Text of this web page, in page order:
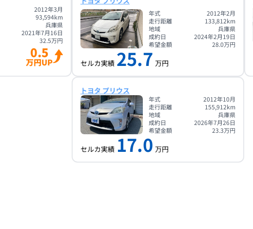
2012年3月
93,594km
兵庫県
2021年7月16日
32.5万円
0.5
万円UP
年式
2012年2月
走行距離
133,812km
地域
兵庫県
成約日
2024年2月19日
希望金額
28.0万円
セルカ実績 25.7 万円
トヨタ プリウス
年式
2012年10月
走行距離
155,912km
地域
兵庫県
成約日
2026年7月26日
希望金額
23.3万円
セルカ実績 17.0 万円